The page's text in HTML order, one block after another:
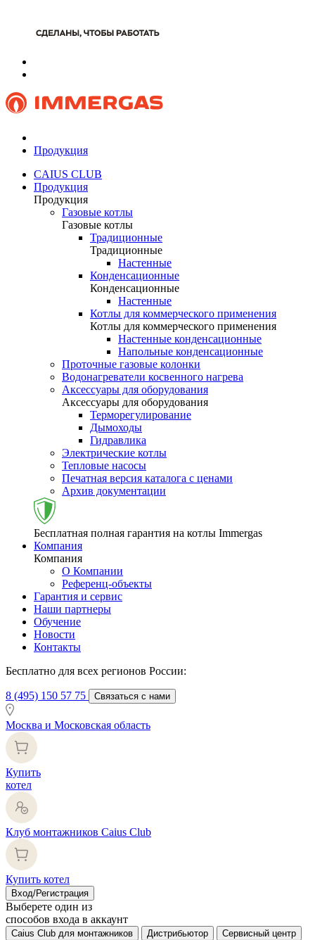
Продукция
CAIUS CLUB
Продукция
Продукция
Газовые котлы
Газовые котлы
Традиционные
Традиционные
Настенные
Конденсационные
Конденсационные
Настенные
Котлы для коммерческого применения
Котлы для коммерческого применения
Настенные конденсационные
Напольные конденсационные
Проточные газовые колонки
Водонагреватели косвенного нагрева
Аксессуары для оборудования
Аксессуары для оборудования
Терморегулирование
Дымоходы
Гидравлика
Электрические котлы
Тепловые насосы
Печатная версия каталога с ценами
Архив документации
Бесплатная полная гарантия на котлы Immergas
Компания
Компания
О Компании
Референц-объекты
Гарантия и сервис
Наши партнеры
Обучение
Новости
Контакты
Бесплатно для всех регионов России:
8 (495) 150 57 75 Связаться с нами
Москва и Московская область
Купить
котел
Клуб монтажников Caius Club
Купить котел
Вход/Регистрация
Выберете один из
способов входа в аккаунт
Caius Club для монтажников Дистрибьютор Сервисный центр